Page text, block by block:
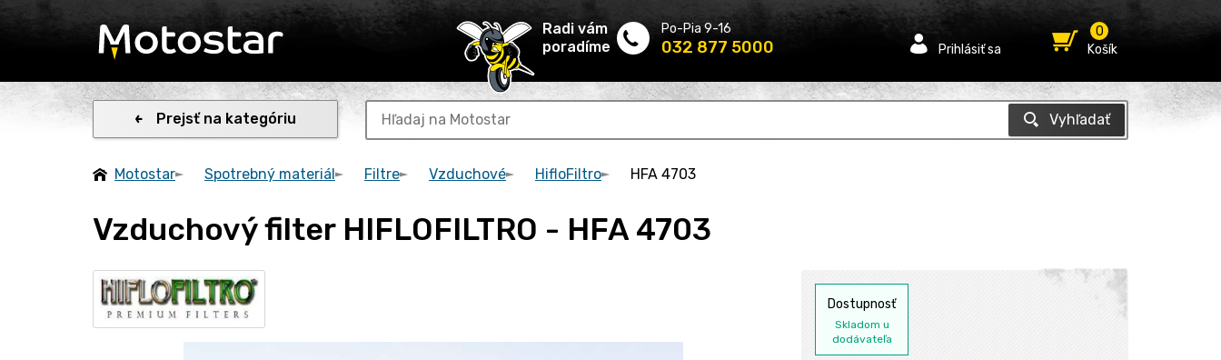
Prihlásiť sa
0
Košík
Radi vám
poradíme
Po-Pia 9-16
032 877 5000
Prejsť na kategóriu
Motostar Spotrebný materiál Filtre Vzduchové HifloFiltro HFA 4703
Vzduchový filter HIFLOFILTRO - HFA 4703
Dostupnosť
Skladom u
dodávateľa